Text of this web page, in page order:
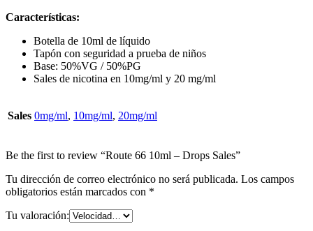
Características:
Botella de 10ml de líquido
Tapón con seguridad a prueba de niños
Base: 50%VG / 50%PG
Sales de nicotina en 10mg/ml y 20 mg/ml
Sales 0mg/ml, 10mg/ml, 20mg/ml
Be the first to review “Route 66 10ml – Drops Sales”
Tu dirección de correo electrónico no será publicada. Los campos
obligatorios están marcados con *
Tu valoración: